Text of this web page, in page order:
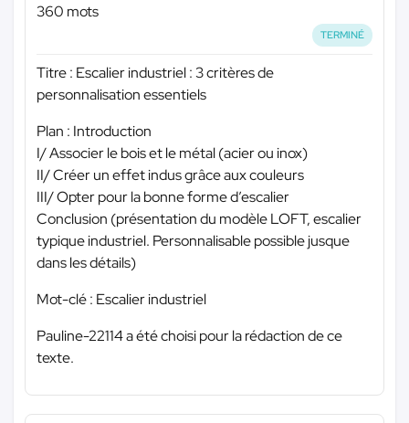
360 mots
TERMINÉ
Titre : Escalier industriel : 3 critères de
personnalisation essentiels
Plan : Introduction
I/ Associer le bois et le métal (acier ou inox)
II/ Créer un effet indus grâce aux couleurs
III/ Opter pour la bonne forme d’escalier
Conclusion (présentation du modèle LOFT, escalier
typique industriel. Personnalisable possible jusque
dans les détails)
Mot-clé : Escalier industriel
Pauline-22114 a été choisi pour la rédaction de ce
texte.